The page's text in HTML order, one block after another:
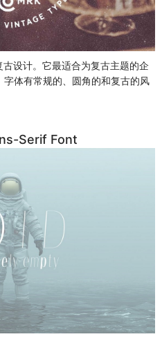
设计。它最适合为复古主题的企
体有常规的、圆角的和复古的风
Serif Font